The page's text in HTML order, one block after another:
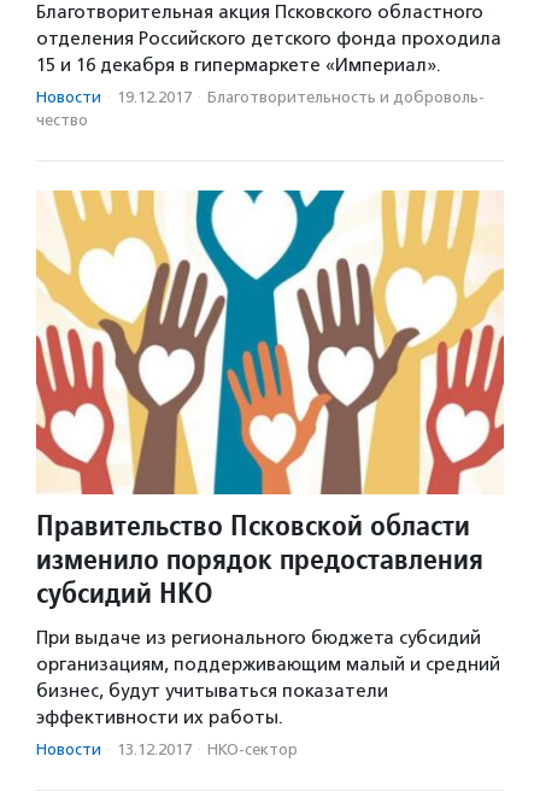
Благотворительная акция Псковского областного
отделения Российского детского фонда проходила
15 и 16 декабря в гипермаркете «Империал».
Новости · 19.12.2017 · Благотвори­тель­ность и доброволь­
чест­во
Правительство Псковской области
изменило порядок предоставления
субсидий НКО
При выдаче из регионального бюджета субсидий
организациям, поддерживающим малый и средний
бизнес, будут учитываться показатели
эффективности их работы.
Новости · 13.12.2017 · НКО-сектор